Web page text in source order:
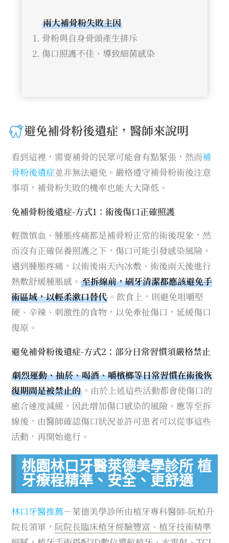
兩大補骨粉失敗主因
骨粉與自身骨頭產生排斥
傷口照護不佳、導致細菌感染
避免補骨粉後遺症，醫師來說明
看到這裡，需要補骨的民眾可能會有點緊張，然而補
骨粉後遺症並非無法避免。嚴格遵守補骨粉術後注意
事項，補骨粉失敗的機率也能大大降低。
免補骨粉後遺症-方式1：術後傷口正確照護
輕微慎血、腫脹疼痛都是補骨粉正常的術後現象，然
而沒有正確保養照護之下，傷口可能引發感染風險。
遇到腫脹疼痛，以術後兩天內冰敷、術後兩天後進行
熱敷舒緩腫脹感。至拆線前，刷牙清潔都應該避免手
術區域，以輕柔漱口替代 。飲食上，則避免咀嚼堅
硬、辛辣、刺激性的食物，以免牽扯傷口，延緩傷口
復原。
避免補骨粉後遺症-方式2：部分日常習慣須嚴格禁止
劇烈運動、抽菸、喝酒、嚼檳榔等日常習慣在術後恢
復期間是被禁止的 。由於上述這些活動都會使傷口的
癒合速度減緩，因此增加傷口感染的風險。應等至拆
線後，由醫師確認傷口狀況並許可患者可以從事這些
活動，再開始進行。
桃園林口牙醫萊德美學診所 植
牙療程精準、安全、更舒適
林口牙醫推薦－萊德美學診所由植牙專科醫師-阮柏升
院長領軍， 阮院長臨床植牙經驗豐富、植牙技術精準